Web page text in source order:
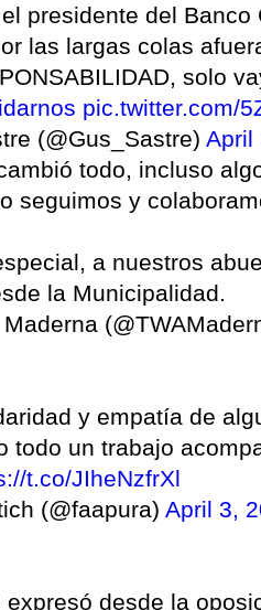
presidente del
las largas colas
solo
pic.twitter.com/
(@Gus_Sastre) April
todo, incluso
seguimos y
a nuestros
la Municipalidad.
y empatía de
todo un trabajo
t.co/JIheNzfrXl
(@faapura) April 3,
expresó desde la